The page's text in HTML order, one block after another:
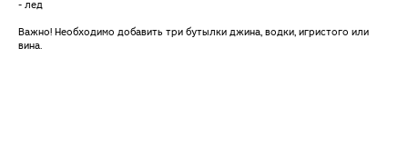
- лед
Важно! Необходимо добавить три бутылки джина, водки, игристого или
вина.